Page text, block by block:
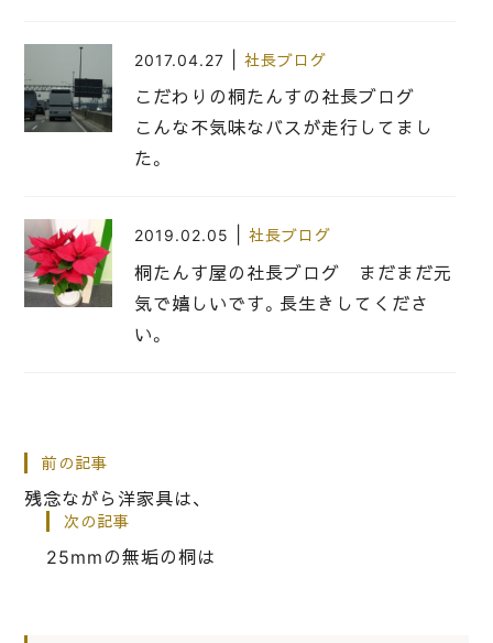
2017.04.27 社長ブログ
こだわりの桐たんすの社長ブログ
こんな不気味なバスが走行してまし
た。
2019.02.05 社長ブログ
桐たんす屋の社長ブログ まだまだ元
気で嬉しいです。長生きしてくださ
い。
2021.07.02
前の記事
残念ながら洋家具は、
次の記事
25mmの無垢の桐は